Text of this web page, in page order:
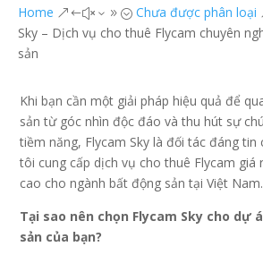
Home &#x39; Chưa được phân loại
Sky – Dịch vụ cho thuê Flycam chuyên
sản
Khi bạn cần một giải pháp hiệu quả để
sản từ góc nhìn độc đáo và thu hút sự
tiềm năng, Flycam Sky là đối tác đáng tin
tôi cung cấp dịch vụ cho thuê Flycam giá
cao cho ngành bất động sản tại Việt Nam.
Tại sao nên chọn Flycam Sky cho dự
sản của bạn?